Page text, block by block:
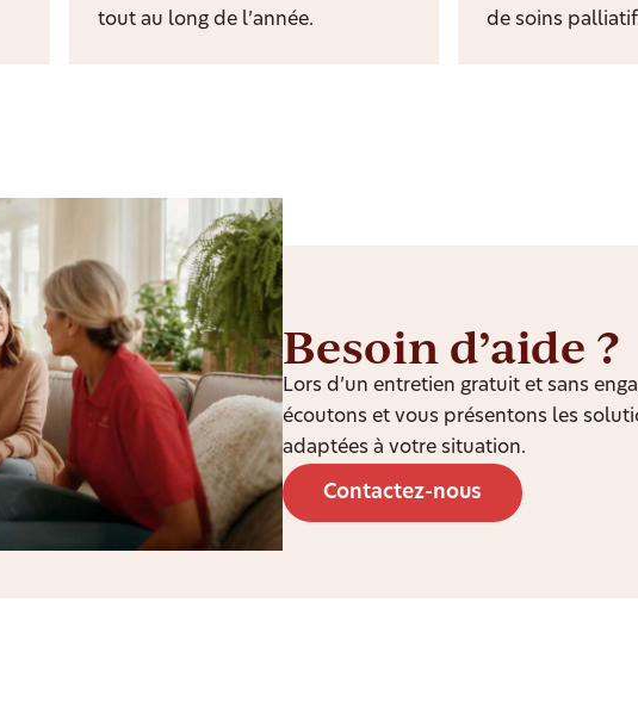
tout au long de l’année.
de soins
Besoin d’aide ?
Lors d’un entretien gratuit et sans
écoutons et vous présentons les
adaptées à votre situation.
Contactez-nous